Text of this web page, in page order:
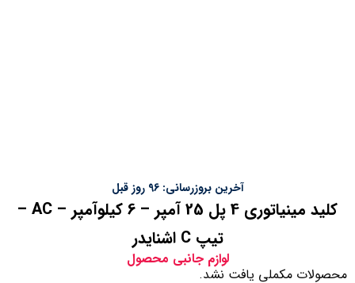
آخرین بروزرسانی: 96 روز قبل
کلید مینیاتوری 4 پل 25 آمپر – 6 کیلوآمپر – AC –
تیپ C اشنایدر
لوازم جانبی محصول
محصولات مکملی یافت نشد.